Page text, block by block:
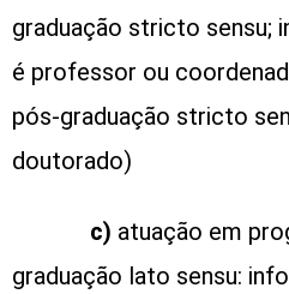
graduação stricto sensu;
é professor ou
pós-graduação stricto
doutorado)
c) atuação em
graduação lato sensu: